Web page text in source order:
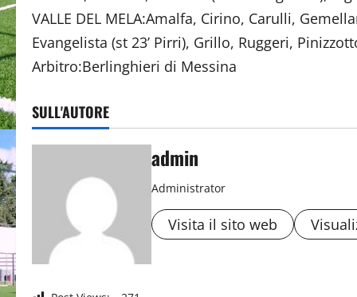
VALLE DEL MELA:Amalfa, Cirino, Carulli,
Evangelista (st 23’ Pirri), Grillo, Ruggeri,
Arbitro:Berlinghieri di Messina
SULL'AUTORE
admin
Administrator
Visita il sito web